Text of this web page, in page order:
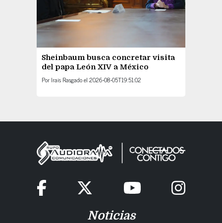
Sheinbaum busca concretar visita
del papa León XIV a México
Por Irais Rasgadoel 2026-08-05T19:51:02
Noticias